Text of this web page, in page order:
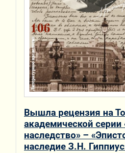
Вышла рецензия на
академической серии
наследство» –
наследие З.Н.